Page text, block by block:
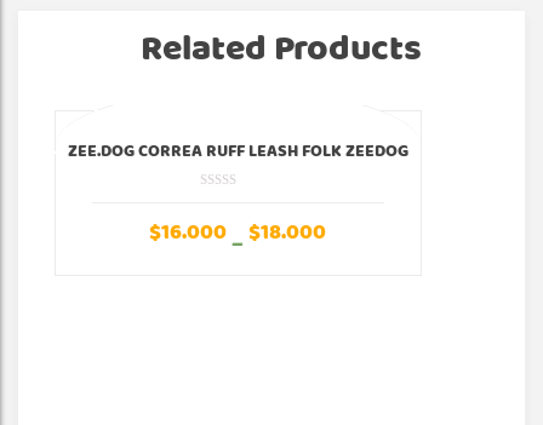
Related Products
¡Oferta!
ZEE.DOG CORREA RUFF LEASH FOLK ZEEDOG
$16.000–$18.000